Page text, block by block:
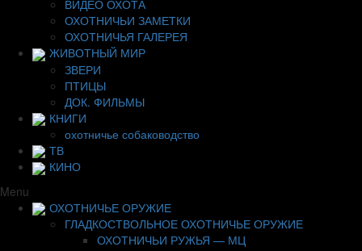
ВИДЕО ОХОТА
ОХОТНИЧЬИ ЗАМЕТКИ
ОХОТНИЧЬЯ ГАЛЕРЕЯ
ЖИВОТНЫЙ МИР
ЗВЕРИ
ПТИЦЫ
ДОК. ФИЛЬМЫ
КНИГИ
охотничье собаководство
ТВ
КИНО
Menu
ОХОТНИЧЬЕ ОРУЖИЕ
ГЛАДКОСТВОЛЬНОЕ ОХОТНИЧЬЕ ОРУЖИЕ
ОХОТНИЧЬИ РУЖЬЯ — МЦ